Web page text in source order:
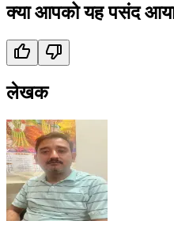
क्या आपको यह पसंद
लेखक